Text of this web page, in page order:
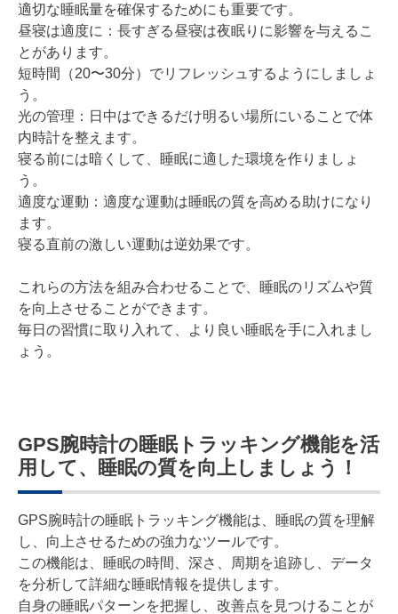
適切な睡眠量を確保するためにも重要です。
昼寝は適度に：長すぎる昼寝は夜眠りに影響を与えるこ
とがあります。
短時間（20〜30分）でリフレッシュするようにしましょ
う。
光の管理：日中はできるだけ明るい場所にいることで体
内時計を整えます。
寝る前には暗くして、睡眠に適した環境を作りましょ
う。
適度な運動：適度な運動は睡眠の質を高める助けになり
ます。
寝る直前の激しい運動は逆効果です。
これらの方法を組み合わせることで、睡眠のリズムや質
を向上させることができます。
毎日の習慣に取り入れて、より良い睡眠を手に入れまし
ょう。
GPS腕時計の睡眠トラッキング機能を活
用して、睡眠の質を向上しましょう！
GPS腕時計の睡眠トラッキング機能は、睡眠の質を理解
し、向上させるための強力なツールです。
この機能は、睡眠の時間、深さ、周期を追跡し、データ
を分析して詳細な睡眠情報を提供します。
自身の睡眠パターンを把握し、改善点を見つけることが